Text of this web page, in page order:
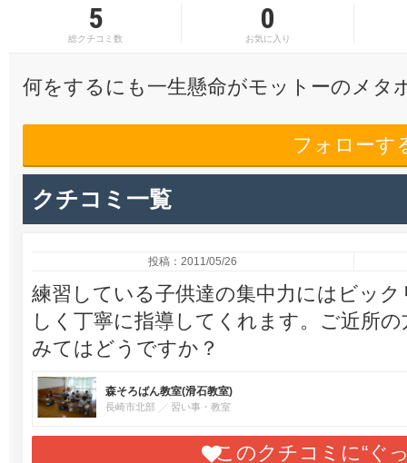
5
総クチコミ数
0
お気に入り
何をするにも一生懸命がモットーのメタ
フォローす
クチコミ一覧
投稿：2011/05/26
練習している子供達の集中力にはビッ
しく丁寧に指導してくれます。ご近所
みてはどうですか？
森そろばん教室(滑石教室)
長崎市北部 習い事・教室
このクチコミに“ぐ